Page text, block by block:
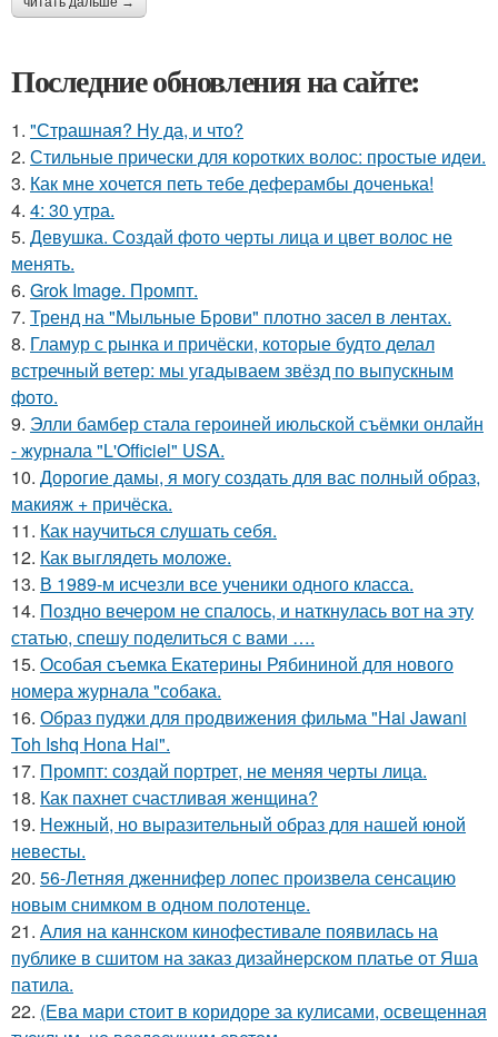
Последние обновления на сайте:
1. "Страшная? Ну да, и что?
2. Стильные прически для коротких волос: простые идеи.
3. Как мне хочется петь тебе деферамбы доченька!
4. 4: 30 утра.
5. Девушка. Создай фото черты лица и цвет волос не
менять.
6. Grok Image. Промпт.
7. Тренд на "Мыльные Брови" плотно засел в лентах.
8. Гламур с рынка и причёски, которые будто делал
встречный ветер: мы угадываем звёзд по выпускным
фото.
9. Элли бамбер стала героиней июльской съёмки онлайн
- журнала "L'Officiel" USA.
10. Дорогие дамы, я могу создать для вас полный образ,
макияж + причёска.
11. Как научиться слушать себя.
12. Как выглядеть моложе.
13. В 1989-м исчезли все ученики одного класса.
14. Поздно вечером не спалось, и наткнулась вот на эту
статью, спешу поделиться с вами ….
15. Особая съемка Екатерины Рябининой для нового
номера журнала "собака.
16. Образ пуджи для продвижения фильма "Hai Jawani
Toh Ishq Hona Hai".
17. Промпт: создай портрет, не меняя черты лица.
18. Как пахнет счастливая женщина?
19. Нежный, но выразительный образ для нашей юной
невесты.
20. 56-Летняя дженнифер лопес произвела сенсацию
новым снимком в одном полотенце.
21. Алия на каннском кинофестивале появилась на
публике в сшитом на заказ дизайнерском платье от Яша
патила.
22. (Ева мари стоит в коридоре за кулисами, освещенная